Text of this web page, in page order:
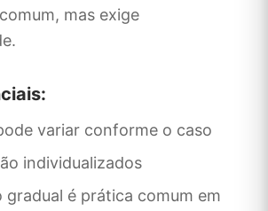
mas exige
variar conforme o caso
individualizados
gradual é prática comum em